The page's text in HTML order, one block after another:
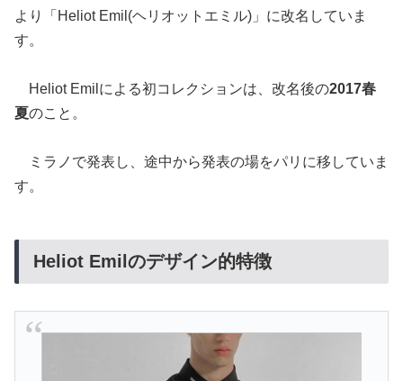
より「Heliot Emil(ヘリオットエミル)」に改名していま
す。
Heliot Emilによる初コレクションは、改名後の2017春
夏のこと。
ミラノで発表し、途中から発表の場をパリに移していま
す。
Heliot Emilのデザイン的特徴